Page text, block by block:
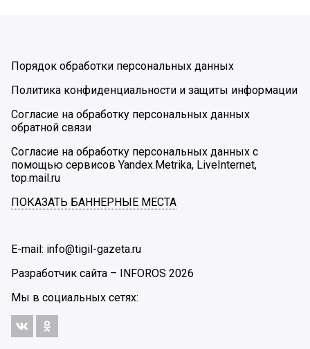
Порядок обработки персональных данных
Политика конфиденциальности и защиты информации
Согласие на обработку персональных данных
обратной связи
Согласие на обработку персональных данных с
помощью сервисов Yandex.Metrika, LiveInternet,
top.mail.ru
ПОКАЗАТЬ БАННЕРНЫЕ МЕСТА
E-mail: info@tigil-gazeta.ru
Разработчик сайта –
INFOROS 2026
Мы в социальных сетях: